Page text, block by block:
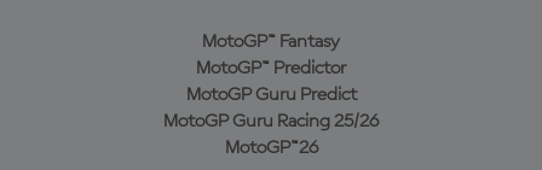
MotoGP™ Fantasy
MotoGP™ Predictor
MotoGP Guru Predict
MotoGP Guru Racing 25/26
MotoGP™26